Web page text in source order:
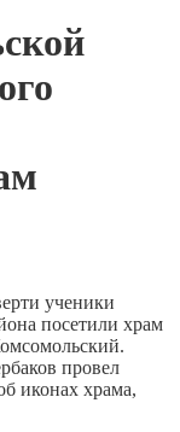
ученики
посетили храм
провел
иконах храма,